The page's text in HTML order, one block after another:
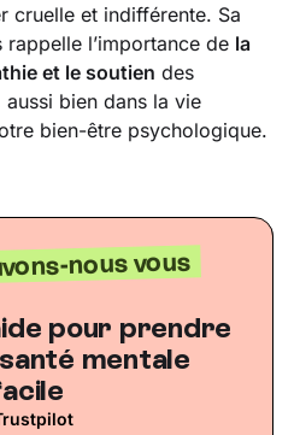
cruelle et indifférente. Sa
l’importance de la
et le soutien des
bien dans la vie
bien-être psychologique.
nous vous
pour prendre
mentale